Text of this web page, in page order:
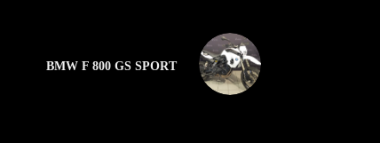
BMW F 800 GS SPORT